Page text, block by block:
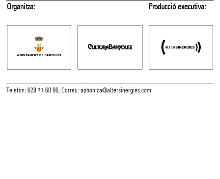
Organitza: Producció executiva:
Telèfon: 628 71 60 96; Correu:aphonica@altersinergies.com